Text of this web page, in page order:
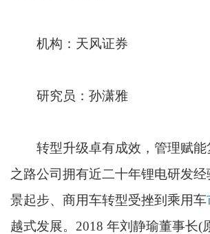
机构：天风证券
研究员：孙潇雅
转型升级卓有成效，管理赋能
之路公司拥有近二十年锂电研发
景起步、商用车转型受挫到乘用车
越式发展。2018 年刘静瑜董事长(